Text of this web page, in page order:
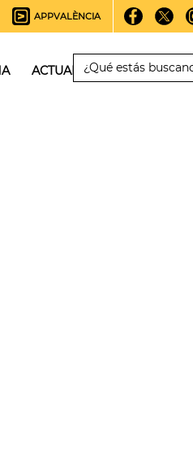
APPVALÈNCIA
ACTUALIDAD